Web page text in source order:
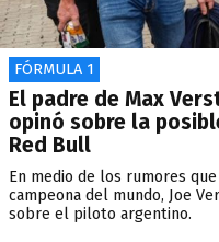
FÓRMULA 1
El padre de Max
opinó sobre la
Red Bull
En medio de los rumores
campeona del mundo, Joe
sobre el piloto argentino.